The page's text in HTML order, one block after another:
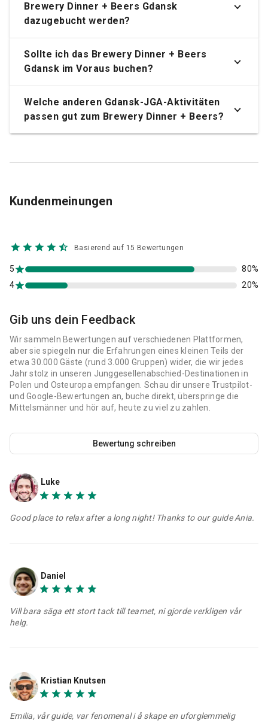
Brewery Dinner + Beers Gdansk
dazugebucht werden?
Sollte ich das Brewery Dinner + Beers
Gdansk im Voraus buchen?
Welche anderen Gdansk-JGA-Aktivitäten
passen gut zum Brewery Dinner + Beers?
Kundenmeinungen
Basierend auf 15 Bewertungen
4 20%
5 80%
Gib uns dein Feedback
Wir sammeln Bewertungen auf verschiedenen Plattformen,
aber sie spiegeln nur die Erfahrungen eines kleinen Teils der
etwa 30.000 Gäste (rund 3.000 Gruppen) wider, die wir jedes
Jahr stolz in unseren Junggesellenabschied-Destinationen in
Polen und Osteuropa empfangen. Schau dir unsere Trustpilot-
und Google-Bewertungen an, buche direkt, überspringe die
Mittelsmänner und hör auf, heute zu viel zu zahlen.
Bewertung schreiben
Luke
Good place to relax after a long night! Thanks to our guide Ania.
Daniel
Vill bara säga ett stort tack till teamet, ni gjorde verkligen vår
helg.
Kristian Knutsen
Emilia, vår guide, var fenomenal i å skape en uforglemmelig